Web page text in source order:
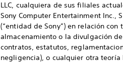
LLC, cualquiera de sus filiales
Sony Computer Entertainment Inc.,
(“entidad de Sony”) en relación
almacenamiento o la divulgación
contratos, estatutos,
negligencia), o cualquier otra